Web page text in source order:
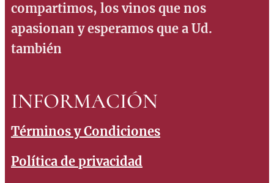
compartimos, los vinos que nos
apasionan y esperamos que a Ud.
también
INFORMACIÓN
Términos y Condiciones
Política de privacidad